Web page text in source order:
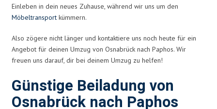
Einleben in dein neues Zuhause, während wir uns um den
Möbeltransport kümmern.
Also zögere nicht länger und kontaktiere uns noch heute für ein
Angebot für deinen Umzug von Osnabrück nach Paphos. Wir
freuen uns darauf, dir bei deinem Umzug zu helfen!
Günstige Beiladung von
Osnabrück nach Paphos